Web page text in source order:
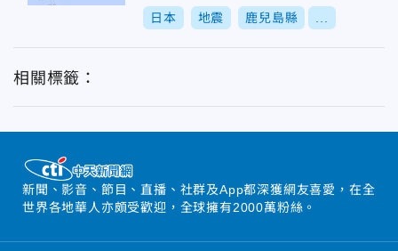
日本 地震 鹿兒島縣
相關標籤：
新聞、影音、節目、直播、社群及App都深獲網友喜愛，在全
世界各地華人亦頗受歡迎，全球擁有2000萬粉絲。